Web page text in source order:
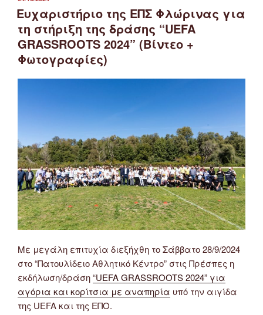
ΣΤΙΣ
Ευχαριστήριο της ΕΠΣ Φλώρινας για
τη στήριξη της δράσης “UEFA
GRASSROOTS 2024” (Βίντεο +
Φωτογραφίες)
Με μεγάλη επιτυχία διεξήχθη το Σάββατο 28/9/2024
στο “Πατουλίδειο Αθλητικό Κέντρο” στις Πρέσπες η
εκδήλωση/δράση“UEFA GRASSROOTS 2024” για
αγόρια και κορίτσια με αναπηρία υπό την αιγίδα
της UEFA και της ΕΠΟ.